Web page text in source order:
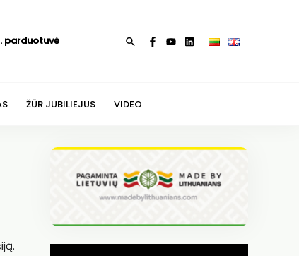
parduotuvė Paieška
ŽŪR JUBILIEJUS VIDEO